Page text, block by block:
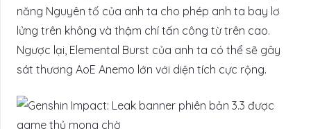
năng Nguyên tố của anh ta cho phép anh ta bay lơ
lửng trên không và thậm chí tấn công từ trên cao.
Ngược lại, Elemental Burst của anh ta có thể sẽ gây
sát thương AoE Anemo lớn với diện tích cực rộng.